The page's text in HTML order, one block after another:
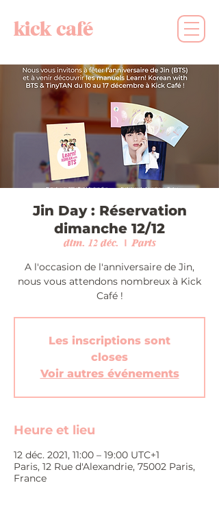
kick café
Jin Day : Réservation
dimanche 12/12
dim. 12 déc.
  |
Paris
A l'occasion de l'anniversaire de Jin,
nous vous attendons nombreux à Kick
Café !
Les inscriptions sont
closes
Voir autres événements
Heure et lieu
12 déc. 2021, 11:00 – 19:00 UTC+1
Paris, 12 Rue d'Alexandrie, 75002 Paris,
France